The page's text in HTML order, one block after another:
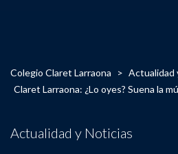
Colegio Claret Larraona > Actualidad
Claret Larraona: ¿Lo oyes? Suena la
Actualidad y Noticias